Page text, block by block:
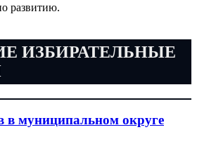
развитию.
ИЗБИРАТЕЛЬНЫЕ
в муниципальном округе